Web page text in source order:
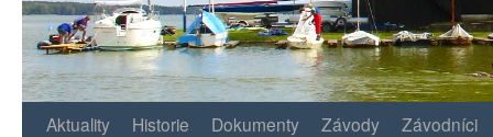
Přejít
Aktuality Historie Dokumenty Závody Závodníci